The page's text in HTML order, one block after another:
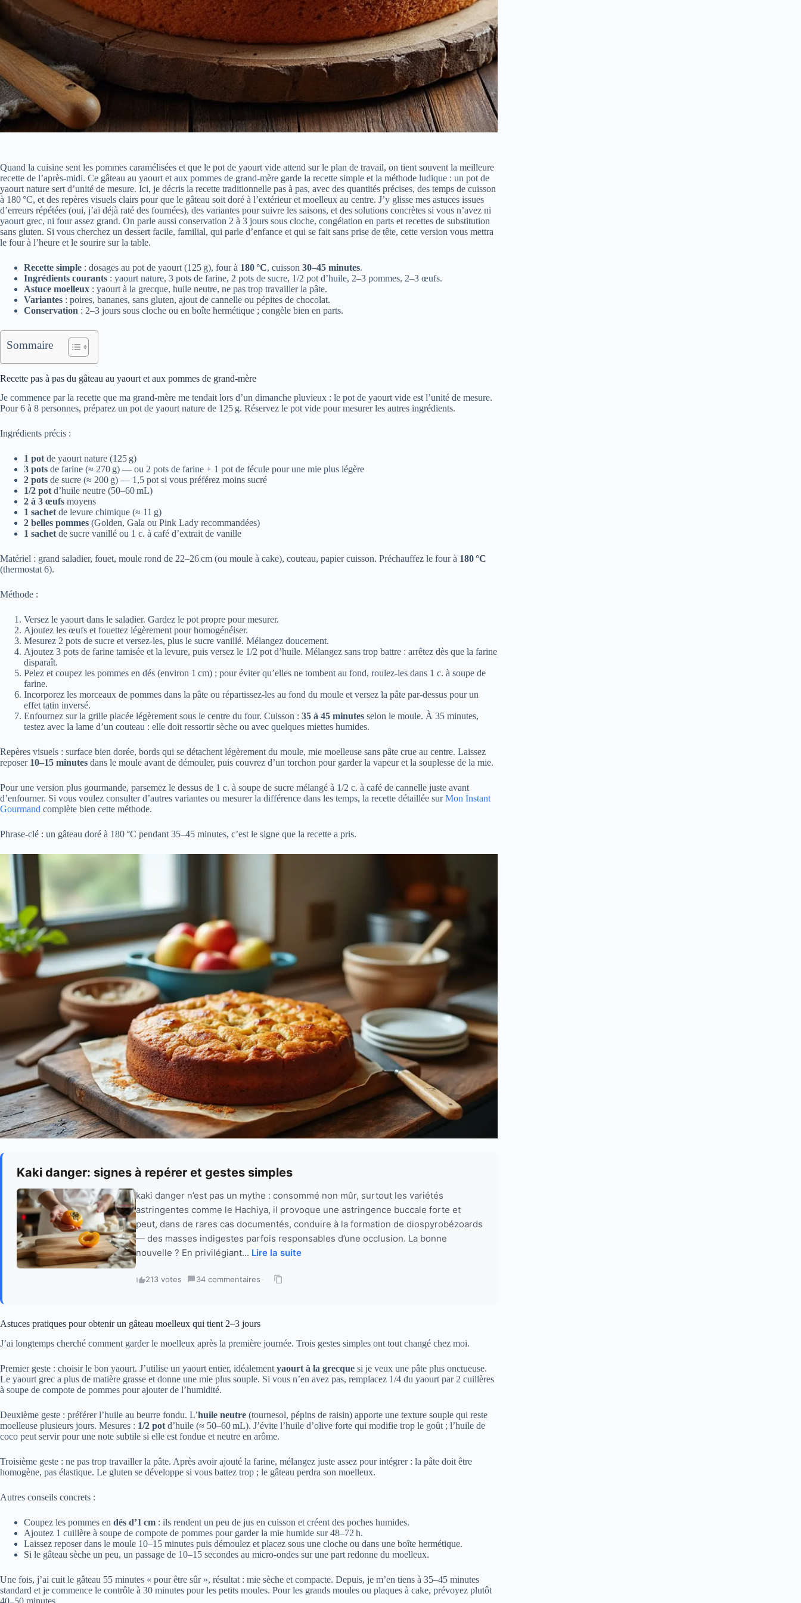
Quand la cuisine sent les pommes caramélisées et que le pot de yaourt vide attend sur le plan de travail, on tient souvent la meilleure
recette de l’après-midi. Ce gâteau au yaourt et aux pommes de grand-mère garde la recette simple et la méthode ludique : un pot de
yaourt nature sert d’unité de mesure. Ici, je décris la recette traditionnelle pas à pas, avec des quantités précises, des temps de cuisson
à 180 °C, et des repères visuels clairs pour que le gâteau soit doré à l’extérieur et moelleux au centre. J’y glisse mes astuces issues
d’erreurs répétées (oui, j’ai déjà raté des fournées), des variantes pour suivre les saisons, et des solutions concrètes si vous n’avez ni
yaourt grec, ni four assez grand. On parle aussi conservation 2 à 3 jours sous cloche, congélation en parts et recettes de substitution
sans gluten. Si vous cherchez un dessert facile, familial, qui parle d’enfance et qui se fait sans prise de tête, cette version vous mettra
le four à l’heure et le sourire sur la table.
Recette simple : dosages au pot de yaourt (125 g), four à 180 °C, cuisson 30–45 minutes.
Ingrédients courants : yaourt nature, 3 pots de farine, 2 pots de sucre, 1/2 pot d’huile, 2–3 pommes, 2–3 œufs.
Astuce moelleux : yaourt à la grecque, huile neutre, ne pas trop travailler la pâte.
Variantes : poires, bananes, sans gluten, ajout de cannelle ou pépites de chocolat.
Conservation : 2–3 jours sous cloche ou en boîte hermétique ; congèle bien en parts.
Sommaire
Recette pas à pas du gâteau au yaourt et aux pommes de grand-mère
Je commence par la recette que ma grand-mère me tendait lors d’un dimanche pluvieux : le pot de yaourt vide est l’unité de mesure.
Pour 6 à 8 personnes, préparez un pot de yaourt nature de 125 g. Réservez le pot vide pour mesurer les autres ingrédients.
Ingrédients précis :
1 potde yaourt nature (125 g)
3 pots de farine (≈ 270 g) — ou 2 pots de farine + 1 pot de fécule pour une mie plus légère
2 pots de sucre (≈ 200 g) — 1,5 pot si vous préférez moins sucré
1/2 potd’huile neutre (50–60 mL)
2 à 3 œufs moyens
1 sachetde levure chimique (≈ 11 g)
2 belles pommes (Golden, Gala ou Pink Lady recommandées)
1 sachetde sucre vanillé ou 1 c. à café d’extrait de vanille
Matériel : grand saladier, fouet, moule rond de 22–26 cm (ou moule à cake), couteau, papier cuisson. Préchauffez le four à 180 °C
(thermostat 6).
Méthode :
Versez le yaourt dans le saladier. Gardez le pot propre pour mesurer.
Ajoutez les œufs et fouettez légèrement pour homogénéiser.
Mesurez 2 pots de sucre et versez-les, plus le sucre vanillé. Mélangez doucement.
Ajoutez 3 pots de farine tamisée et la levure, puis versez le 1/2 pot d’huile. Mélangez sans trop battre : arrêtez dès que la farine
disparaît.
Pelez et coupez les pommes en dés (environ 1 cm) ; pour éviter qu’elles ne tombent au fond, roulez-les dans 1 c. à soupe de
farine.
Incorporez les morceaux de pommes dans la pâte ou répartissez-les au fond du moule et versez la pâte par-dessus pour un
effet tatin inversé.
Enfournez sur la grille placée légèrement sous le centre du four. Cuisson : 35 à 45 minutes selon le moule. À 35 minutes,
testez avec la lame d’un couteau : elle doit ressortir sèche ou avec quelques miettes humides.
Repères visuels : surface bien dorée, bords qui se détachent légèrement du moule, mie moelleuse sans pâte crue au centre. Laissez
reposer 10–15 minutes dans le moule avant de démouler, puis couvrez d’un torchon pour garder la vapeur et la souplesse de la mie.
Pour une version plus gourmande, parsemez le dessus de 1 c. à soupe de sucre mélangé à 1/2 c. à café de cannelle juste avant
d’enfourner. Si vous voulez consulter d’autres variantes ou mesurer la différence dans les temps, la recette détaillée surMon Instant
Gourmand complète bien cette méthode.
Phrase-clé : un gâteau doré à 180 °C pendant 35–45 minutes, c’est le signe que la recette a pris.
Kaki danger: signes à repérer et gestes simples
kaki danger n’est pas un mythe : consommé non mûr, surtout les variétés
astringentes comme le Hachiya, il provoque une astringence buccale forte et
peut, dans de rares cas documentés, conduire à la formation de diospyrobézoards
— des masses indigestes parfois responsables d’une occlusion. La bonne
nouvelle ? En privilégiant... Lire la suite
213 votes · 34 commentaires ·
Astuces pratiques pour obtenir un gâteau moelleux qui tient 2–3 jours
J’ai longtemps cherché comment garder le moelleux après la première journée. Trois gestes simples ont tout changé chez moi.
Premier geste : choisir le bon yaourt. J’utilise un yaourt entier, idéalement yaourt à la grecque si je veux une pâte plus onctueuse.
Le yaourt grec a plus de matière grasse et donne une mie plus souple. Si vous n’en avez pas, remplacez 1/4 du yaourt par 2 cuillères
à soupe de compote de pommes pour ajouter de l’humidité.
Deuxième geste : préférer l’huile au beurre fondu. L’huile neutre (tournesol, pépins de raisin) apporte une texture souple qui reste
moelleuse plusieurs jours. Mesures : 1/2 pot d’huile (≈ 50–60 mL). J’évite l’huile d’olive forte qui modifie trop le goût ; l’huile de
coco peut servir pour une note subtile si elle est fondue et neutre en arôme.
Troisième geste : ne pas trop travailler la pâte. Après avoir ajouté la farine, mélangez juste assez pour intégrer : la pâte doit être
homogène, pas élastique. Le gluten se développe si vous battez trop ; le gâteau perdra son moelleux.
Autres conseils concrets :
Coupez les pommes en dés d’1 cm : ils rendent un peu de jus en cuisson et créent des poches humides.
Ajoutez 1 cuillère à soupe de compote de pommes pour garder la mie humide sur 48–72 h.
Laissez reposer dans le moule 10–15 minutes puis démoulez et placez sous une cloche ou dans une boîte hermétique.
Si le gâteau sèche un peu, un passage de 10–15 secondes au micro‑ondes sur une part redonne du moelleux.
Une fois, j’ai cuit le gâteau 55 minutes « pour être sûr », résultat : mie sèche et compacte. Depuis, je m’en tiens à 35–45 minutes
standard et je commence le contrôle à 30 minutes pour les petits moules. Pour les grands moules ou plaques à cake, prévoyez plutôt
40–50 minutes.